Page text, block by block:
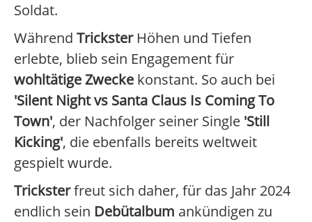
Soldat.
Während TricksterHöhen und Tiefen
erlebte, blieb sein Engagement für
wohltätige Zwecke konstant. So auch bei
'Silent Night vs Santa Claus Is Coming To
Town', der Nachfolger seiner Single 'Still
Kicking', die ebenfalls bereits weltweit
gespielt wurde.
Tricksterfreut sich daher, für das Jahr 2024
endlich sein Debütalbum ankündigen zu